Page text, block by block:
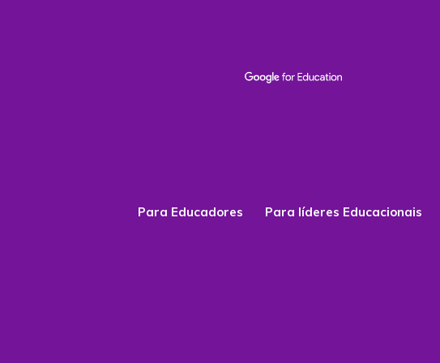
Para Educadores Para líderes Educacionais